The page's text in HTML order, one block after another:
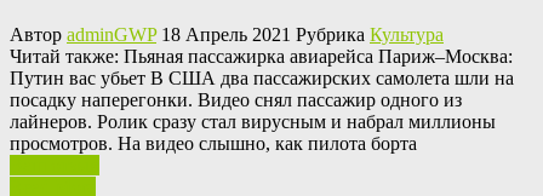
Автор adminGWP18 Апрель 2021 Рубрика Культура
Читaй также: Пьяная пассажирка авиарейса Париж–Москва:
Путин вас убьет В США два пассажирских самолета шли на
посадку наперегонки. Видео снял пассажир одного из
лайнеров. Ролик сразу стал вирусным и набрал миллионы
просмотров. На видео слышно, как пилота борта